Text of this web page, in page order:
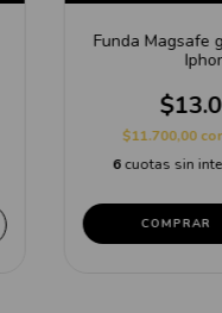
Funda Magsafe
$11.700,00
6 cuotas sin
COMPRAR